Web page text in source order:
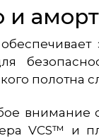
и
полотна
внимание
VCS™ и